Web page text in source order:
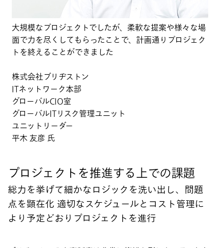
大規模なプロジェクトでしたが、柔軟な提案や様々な場
面で力を尽くしてもらったことで、計画通りプロジェク
トを終えることができました
株式会社ブリヂストン
ITネットワーク本部
グローバルCIO室
グローバルITリスク管理ユニット
ユニットリーダー
平木 友彦 氏
プロジェクトを推進する上での課題
総力を挙げて細かなロジックを洗い出し、問題
点を顕在化 適切なスケジュールとコスト管理に
より予定どおりプロジェクトを進行